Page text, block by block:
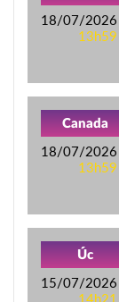
18/07/2026
13h59
Canada
18/07/2026
13h59
Úc
15/07/2026
14h21